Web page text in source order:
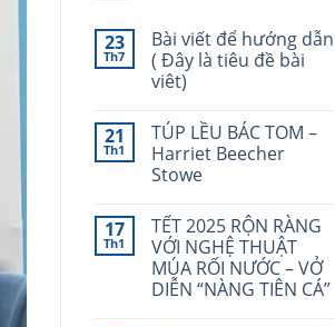
23
Th7
Bài viết để hướng dẫn
( Đây là tiêu đề bài
viêt)
21
Th1
TÚP LỀU BÁC TOM –
Harriet Beecher
Stowe
17
Th1
TẾT 2025 RỘN RÀNG
VỚI NGHỆ THUẬT
MÚA RỐI NƯỚC – VỞ
DIỄN “NÀNG TIÊN CÁ”